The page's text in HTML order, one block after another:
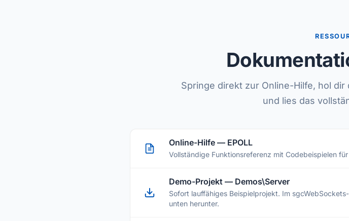
Springe direkt zur Online-Hilfe, hol
und lies das
Online-Hilfe — EPOLL
Vollständige Funktionsreferenz mit Codebeispielen
Demo-Projekt — Demos\Server
Sofort lauffähiges Beispielprojekt. Im
unten herunter.